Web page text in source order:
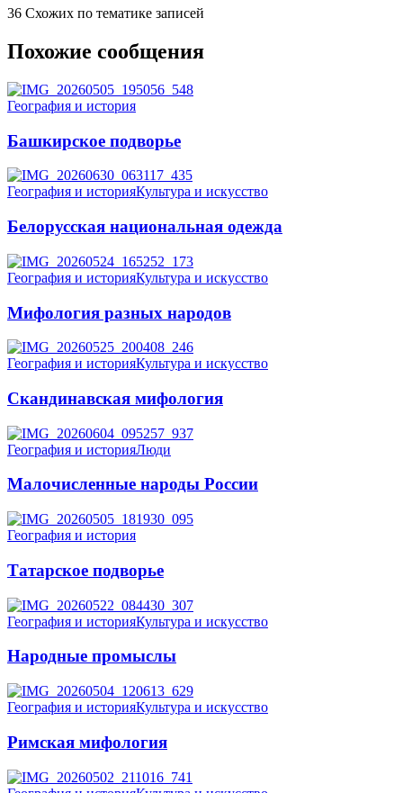
36 Схожих по тематике записей
Похожие сообщения
География и история
Башкирское подворье
География и историяКультура и искусство
Белорусская национальная одежда
География и историяКультура и искусство
Мифология разных народов
География и историяКультура и искусство
Скандинавская мифология
География и историяЛюди
Малочисленные народы России
География и история
Татарское подворье
География и историяКультура и искусство
Народные промыслы
География и историяКультура и искусство
Римская мифология